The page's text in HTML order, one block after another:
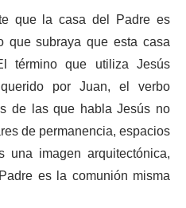
que la casa del Padre es
que subraya que esta casa
término que utiliza Jesús
por Juan, el verbo
de las que habla Jesús no
de permanencia, espacios
imagen arquitectónica,
es la comunión misma